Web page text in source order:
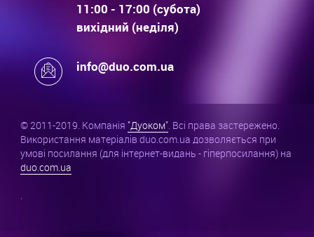
11:00 - 17:00 (субота)
вихідний (неділя)
info@duo.com.ua
© 2011-2019. Компанія "Дуоком". Всі права застережено.
Використання матеріалів duo.com.ua дозволяється при
умові посилання (для інтернет-видань - гіперпосилання) на
duo.com.ua
.